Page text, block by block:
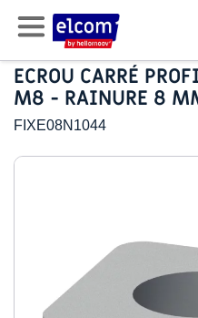
ECROU CARRÉ
M8 - RAINURE 8
FIXE08N1044